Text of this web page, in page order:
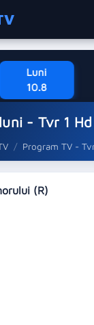
Luni
10.8
- Tvr 1 Hd
Program TV -
(R)